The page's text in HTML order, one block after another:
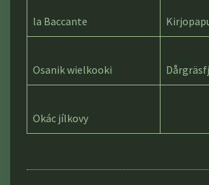
la Baccante
Osanik wielkooki
Okác jílkovy